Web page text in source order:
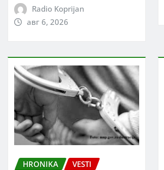
Radio Koprijan
авг 6, 2026
HRONIKA VESTI